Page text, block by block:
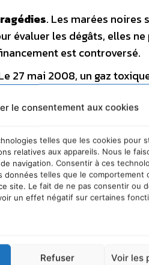
le consentement aux cookies
telles que les cookies pour
relatives aux appareils. Nous le
de navigation. Consentir à ces
données telles que le comportement
site. Le fait de ne pas consentir ou
un effet négatif sur certaines
Refuser Voir les
. Les marées noires
évaluer les dégâts, elles
est controversé.
27 mai 2008, un gaz
de Jamshedpur,
centaines de salariés et
la répétition de la
confronté à des séismes
système d’alerte
et habitants, pour des
d’autant plus complexe.